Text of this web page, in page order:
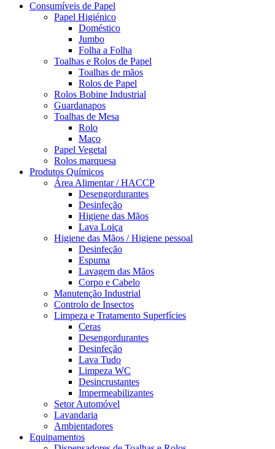
Consumíveis de Papel
Papel Higiénico
Doméstico
Jumbo
Folha a Folha
Toalhas e Rolos de Papel
Toalhas de mãos
Rolos de Papel
Rolos Bobine Industrial
Guardanapos
Toalhas de Mesa
Rolo
Maço
Papel Vegetal
Rolos marquesa
Produtos Químicos
Área Alimentar / HACCP
Desengordurantes
Desinfeção
Higiene das Mãos
Lava Loiça
Higiene das Mãos / Higiene pessoal
Desinfeção
Espuma
Lavagem das Mãos
Corpo e Cabelo
Manutenção Industrial
Controlo de Insectos
Limpeza e Tratamento Superfícies
Ceras
Desengordurantes
Desinfeção
Lava Tudo
Limpeza WC
Desincrustantes
Impermeabilizantes
Setor Automóvel
Lavandaria
Ambientadores
Equipamentos